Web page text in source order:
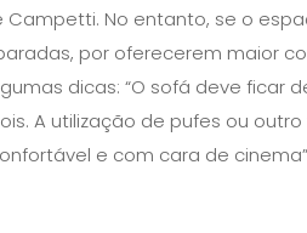
Campetti. No entanto, se o
por oferecerem maior
dicas: “O sofá deve ficar
A utilização de pufes ou
e com cara de